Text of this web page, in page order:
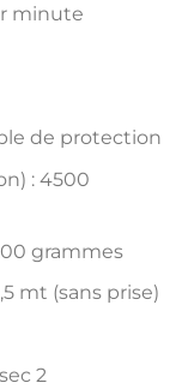
minute
de protection
: 4500
grammes
mt (sans prise)
2